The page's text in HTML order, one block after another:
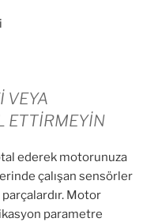
VEYA
ETTİRMEYİN
ederek motorunuza
çalışan sensörler
parçalardır. Motor
parametre